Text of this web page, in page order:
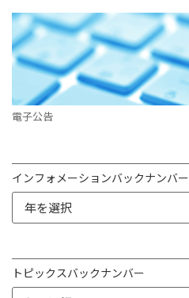
電子公告
インフォメーションバックナンバー
トピックスバックナンバー